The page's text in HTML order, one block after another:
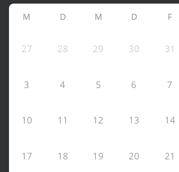
M D M D F
27 28 29 30 31
3 4 5 6 7
10 11 12 13 14
17 18 19 20 21